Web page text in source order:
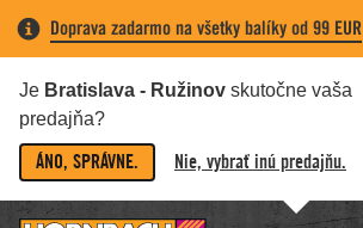
Doprava zadarmo na všetky balíky od 99 EUR
Je Bratislava - Ružinov skutočne vaša
predajňa?
ÁNO, SPRÁVNE. Nie, vybrať inú predajňu.